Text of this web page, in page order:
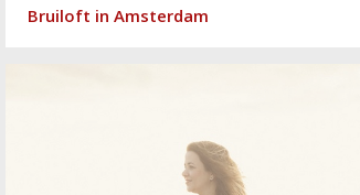
Bruiloft in Amsterdam